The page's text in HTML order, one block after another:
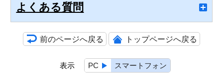
よくある質問
前のページへ戻る トップページへ戻る
表示 PC スマートフォン